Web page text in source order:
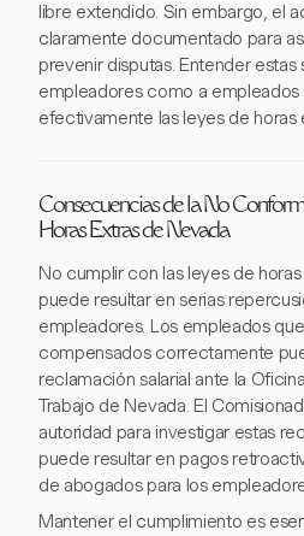
libre extendido. Sin embargo, el
claramente documentado para
prevenir disputas. Entender estas
empleadores como a empleados
efectivamente las leyes de horas
Consecuencias de la No
Horas Extras de Nevada
No cumplir con las leyes de
puede resultar en serias
empleadores. Los empleados
compensados correctamente
reclamación salarial ante la
Trabajo de Nevada. El
autoridad para investigar estas
puede resultar en pagos
de abogados para los
Mantener el cumplimiento es